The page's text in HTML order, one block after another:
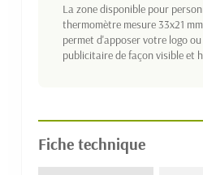
La zone disponible pour
thermomètre mesure 33x21
permet d'apposer votre logo
publicitaire de façon visible et
Fiche technique